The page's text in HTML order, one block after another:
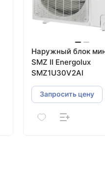
Наружный блок
SMZ II Energolux
SMZ1U30V2AI
Запросить цену